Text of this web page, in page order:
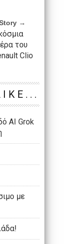
→
του
Clio
AI Grok
με